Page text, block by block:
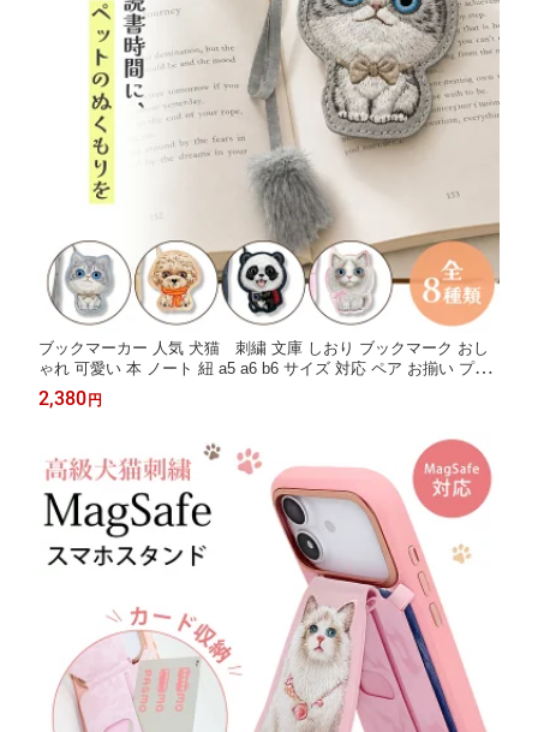
ブックマーカー 人気 犬猫 刺繍 文庫 しおり ブックマーク おし
ゃれ 可愛い 本 ノート 紐 a5 a6 b6 サイズ 対応 ペア お揃い プチ
ギフト ギフト 文具 文房具 ビション トイプードル ブリティッシ
ュショートヘア ラグドール パグ パンダATTOLUCKY NIMMY Frie
2,380 円